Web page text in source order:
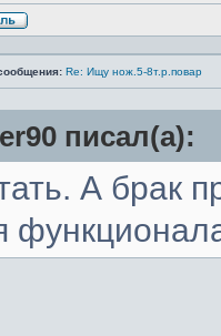
Re: Ищу нож.5-8т.р.повар
писал(а):
А брак